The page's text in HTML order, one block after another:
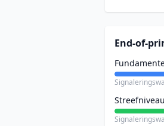
End-of-
Streefniveau